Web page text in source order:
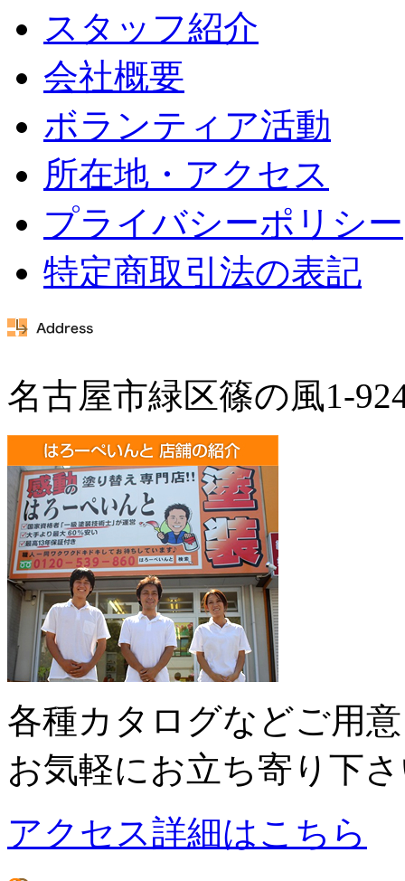
スタッフ紹介
会社概要
ボランティア活動
所在地・アクセス
プライバシーポリシー
特定商取引法の表記
名古屋市緑区篠の風1-
各種カタログなどご用
お気軽にお立ち寄り下
アクセス詳細はこちら